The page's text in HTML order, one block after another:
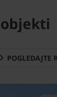
POGLEDAJTE